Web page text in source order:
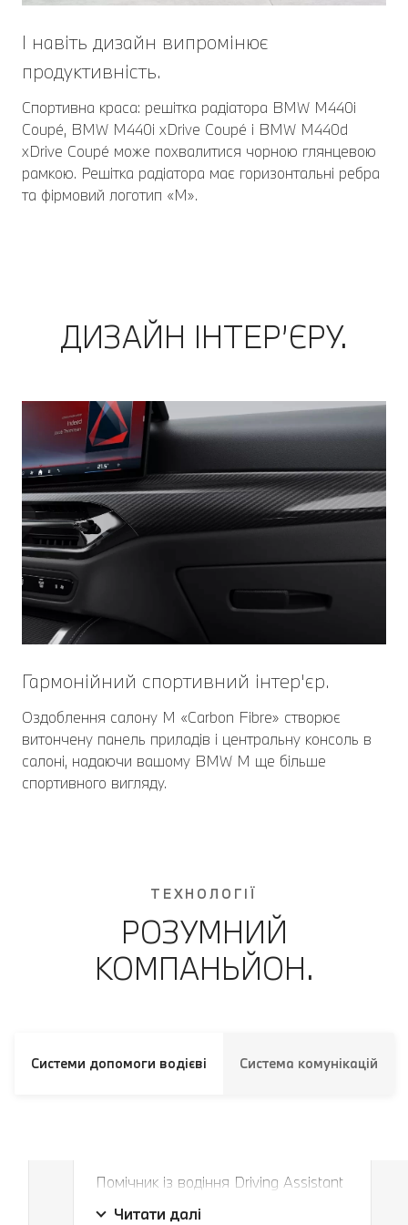
І навіть дизайн випромінює
продуктивність.
Спортивна краса: решітка радіатора BMW M440i
Coupé, BMW M440i xDrive Coupé і BMW M440d
xDrive Coupé може похвалитися чорною глянцевою
рамкою. Решітка радіатора має горизонтальні ребра
та фірмовий логотип «M».
ДИЗАЙН ІНТЕР’ЄРУ.
Гармонійний спортивний інтер'єр.
Оздоблення салону M «Carbon Fibre» створює
витончену панель приладів і центральну консоль в
салоні, надаючи вашому BMW M ще більше
спортивного вигляду.
ТЕХНОЛОГІЇ
РОЗУМНИЙ
КОМПАНЬЙОН.
Системи допомоги водієві Система комунікацій
Завжди в правильній смузі і на
правильній дистанції.
Помічник із водіння Driving Assistant
Читати далі